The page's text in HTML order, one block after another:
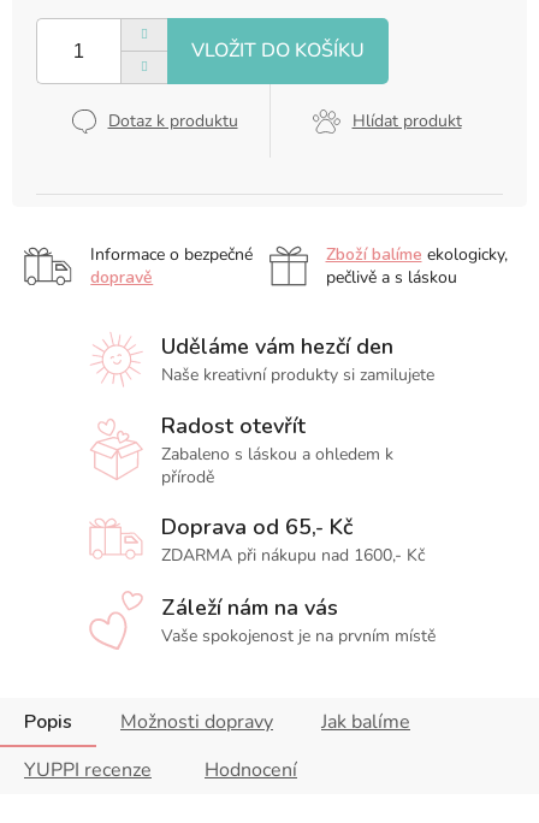
cena:
Dotaz k produktu Hlídat produkt
Informace o bezpečné
dopravě
Zboží balíme ekologicky,
pečlivě a s láskou
Uděláme vám hezčí den
Naše kreativní produkty si zamilujete
Radost otevřít
Zabaleno s láskou a ohledem k
přírodě
Doprava od 65,- Kč
ZDARMA při nákupu nad 1600,- Kč
Záleží nám na vás
Vaše spokojenost je na prvním místě
Popis Možnosti dopravy
Jak balíme
YUPPI recenze
Hodnocení